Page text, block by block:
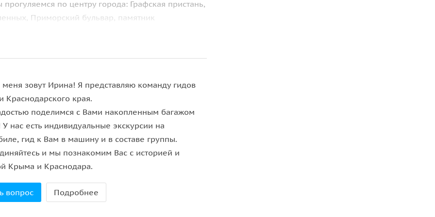
по центру города: Графская пристань,
Приморский бульвар, памятник
гора с экспозицией военной техники. Мы
меня зовут Ирина! Я представляю команду гидов
Краснодарского края.
поделимся с Вами накопленным багажом
У нас есть индивидуальные экскурсии на
гид к Вам в машину и в составе группы.
и мы познакомим Вас с историей и
Крыма и Краснодара.
вопрос Подробнее